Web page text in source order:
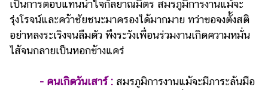
เป็นการตอบแทนน้ำใจกัลยาณมิตร สมรภูมิการงานแม้จะ
รุ่งโรจน์และคว้าชัยชนะมาครองได้มากมาย ทว่าขอจงตั้งสติ
อย่าหลงระเริงจนลืมตัว พึงระวังเพื่อนร่วมงานเกิดความหมั่น
ไส้จนกลายเป็นหอกข้างแคร่
- คนเกิดวันเสาร์ : สมรภูมิการงานแม้จะมีภาระล้นมือ